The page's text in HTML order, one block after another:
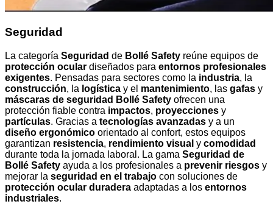
Seguridad
La categoría Seguridad de Bollé Safety reúne equipos de
protección ocular diseñados para entornos profesionales
exigentes. Pensadas para sectores como la industria, la
construcción, la logística y el mantenimiento, las gafas y
máscaras de seguridad Bollé Safety ofrecen una
protección fiable contra impactos, proyecciones y
partículas. Gracias a tecnologías avanzadas y a un
diseño ergonómico orientado al confort, estos equipos
garantizan resistencia, rendimiento visual y comodidad
durante toda la jornada laboral. La gama Seguridad de
Bollé Safety ayuda a los profesionales a prevenir riesgos y
mejorar la seguridad en el trabajo con soluciones de
protección ocular duradera adaptadas a los entornos
industriales.